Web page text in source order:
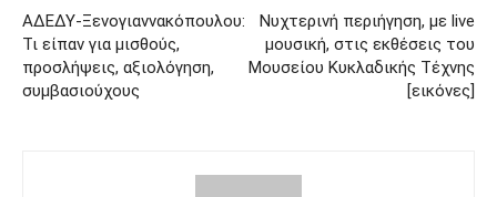
ΑΔΕΔΥ-Ξενογιαννακόπουλου:
Τι είπαν για μισθούς,
προσλήψεις, αξιολόγηση,
συμβασιούχους
Νυχτερινή περιήγηση, με live
μουσική, στις εκθέσεις του
Μουσείου Κυκλαδικής Τέχνης
[εικόνες]